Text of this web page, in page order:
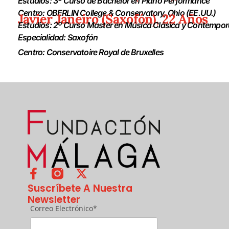
Centro: OBERLIN College & Conservatory, Ohio (EE.UU.)
Javier Janeiro (Saxofón), 22 Años
Estudios: 2º Curso Master en Música Clásica y
Especialidad: Saxofón
Centro: Conservatoire Royal de Bruxelles
Suscríbete A Nuestra
Newsletter
Correo Electrónico*